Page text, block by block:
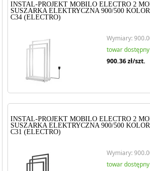
INSTAL-PROJEKT MOBILO ELECTRO 2
SUSZARKA ELEKTRYCZNA 900/500
C34 (ELECTRO)
Wymiary:
towar
900.36zł/szt.
INSTAL-PROJEKT MOBILO ELECTRO 2
SUSZARKA ELEKTRYCZNA 900/500
C31 (ELECTRO)
Wymiary:
towar